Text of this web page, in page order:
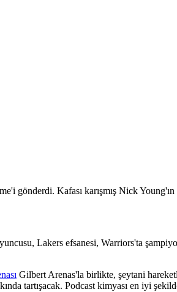
gönderdi. Kafası karışmış Nick
Lakers efsanesi, Warriors'ta
Gilbert Arenas'la birlikte, şeytani
tartışacak. Podcast kimyası en iyi